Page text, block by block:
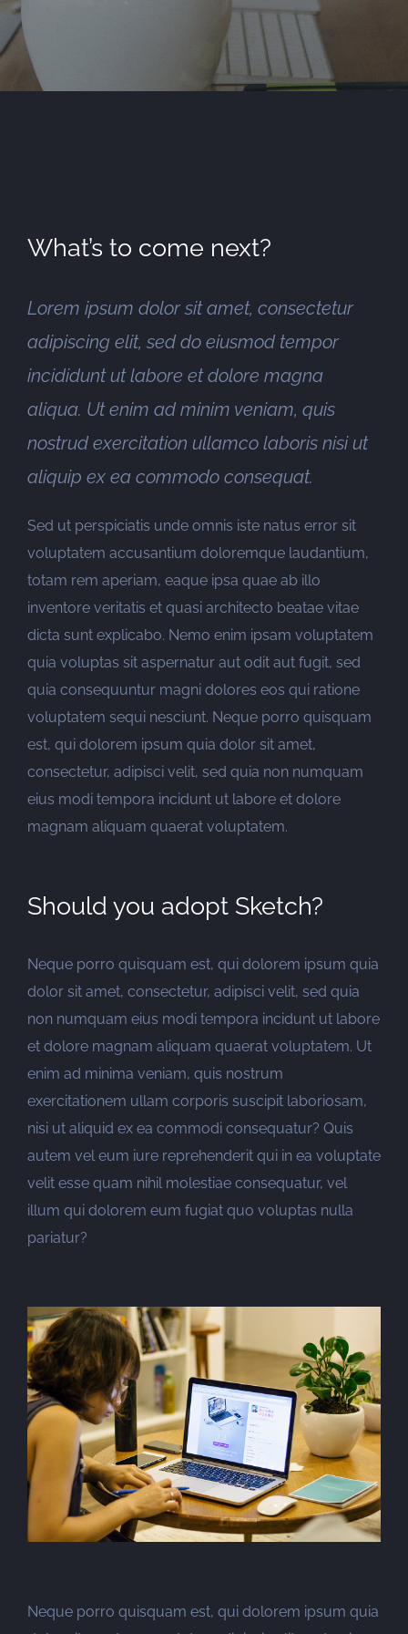
What’s to come next?
Lorem ipsum dolor sit amet, consectetur
adipiscing elit, sed do eiusmod tempor
incididunt ut labore et dolore magna
aliqua. Ut enim ad minim veniam, quis
nostrud exercitation ullamco laboris nisi ut
aliquip ex ea commodo consequat.
Sed ut perspiciatis unde omnis iste natus error sit
voluptatem accusantium doloremque laudantium,
totam rem aperiam, eaque ipsa quae ab illo
inventore veritatis et quasi architecto beatae vitae
dicta sunt explicabo. Nemo enim ipsam voluptatem
quia voluptas sit aspernatur aut odit aut fugit, sed
quia consequuntur magni dolores eos qui ratione
voluptatem sequi nesciunt. Neque porro quisquam
est, qui dolorem ipsum quia dolor sit amet,
consectetur, adipisci velit, sed quia non numquam
eius modi tempora incidunt ut labore et dolore
magnam aliquam quaerat voluptatem.
Should you adopt Sketch?
Neque porro quisquam est, qui dolorem ipsum quia
dolor sit amet, consectetur, adipisci velit, sed quia
non numquam eius modi tempora incidunt ut labore
et dolore magnam aliquam quaerat voluptatem. Ut
enim ad minima veniam, quis nostrum
exercitationem ullam corporis suscipit laboriosam,
nisi ut aliquid ex ea commodi consequatur? Quis
autem vel eum iure reprehenderit qui in ea voluptate
velit esse quam nihil molestiae consequatur, vel
illum qui dolorem eum fugiat quo voluptas nulla
pariatur?
Neque porro quisquam est, qui dolorem ipsum quia